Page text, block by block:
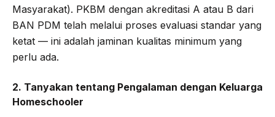
Masyarakat). PKBM dengan akreditasi A atau B dari
BAN PDM telah melalui proses evaluasi standar yang
ketat — ini adalah jaminan kualitas minimum yang
perlu ada.
2. Tanyakan tentang Pengalaman dengan Keluarga
Homeschooler